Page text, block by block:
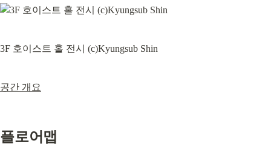
3F 호이스트 홀 전시 (c)Kyungsub Shin
공간 개요
플로어맵